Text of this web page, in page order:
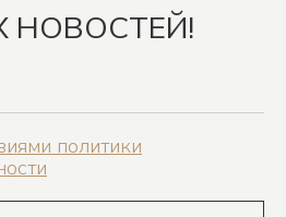
НОВОСТЕЙ!
политики